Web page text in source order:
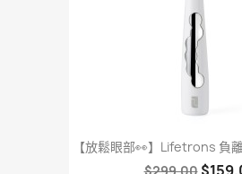
【放鬆眼部👀】Lifetrons 負
$299.00